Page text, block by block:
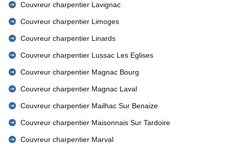
Couvreur charpentier Lavignac
Couvreur charpentier Limoges
Couvreur charpentier Linards
Couvreur charpentier Lussac Les Eglises
Couvreur charpentier Magnac Bourg
Couvreur charpentier Magnac Laval
Couvreur charpentier Mailhac Sur Benaize
Couvreur charpentier Maisonnais Sur Tardoire
Couvreur charpentier Marval